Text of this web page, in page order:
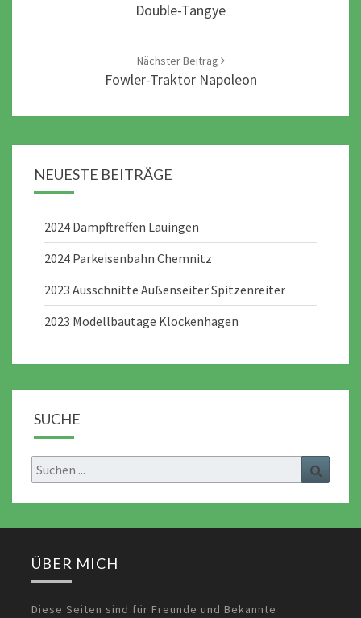
Double-Tangye
Nächster Beitrag
Fowler-Traktor Napoleon
NEUESTE BEITRÄGE
2024 Dampftreffen Lauingen
2024 Parkeisenbahn Chemnitz
2023 Ausschnitte Außenseiter Spitzenreiter
2023 Modellbautage Klockenhagen
SUCHE
Search
for:
ÜBER MICH
Diese Seiten sind für Freunde und Bekannte